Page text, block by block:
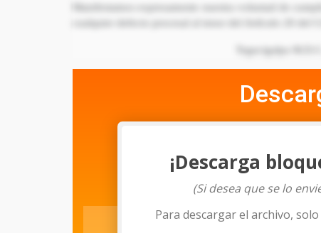
Manifestamos expresamente nuestra voluntad de
cualquier defecto procesal al tenor del Artículo 20 del
Tegucigalpa
¡Descarga
(Si desea que se lo
Para descargar el archivo,